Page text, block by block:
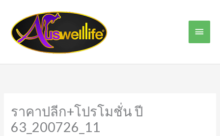
content
ราคาปลีก+โปรโมชั่น ปี
63_200726_11